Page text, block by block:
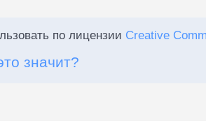
по лицензии Creative
значит?